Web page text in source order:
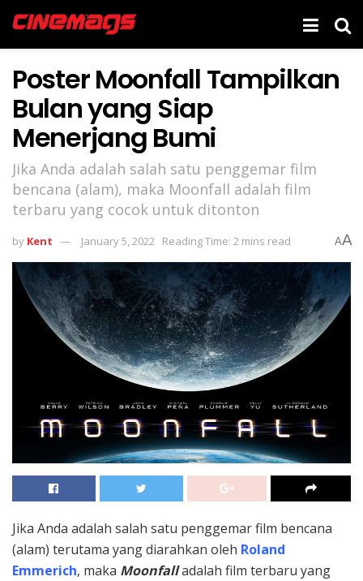
Poster Moonfall Tampilkan
Bulan yang Siap
Menerjang Bumi
Jika Anda adalah salah satu penggemar film
bencana (alam), maka Moonfall adalah film
terbaru yang cocok untuk ditonton
by Kent January 5, 2022 Reading Time: 2 mins read AA
Jika Anda adalah salah satu penggemar film bencana
(alam) terutama yang diarahkan oleh Roland
Emmerich, maka Moonfalladalah film terbaru yang